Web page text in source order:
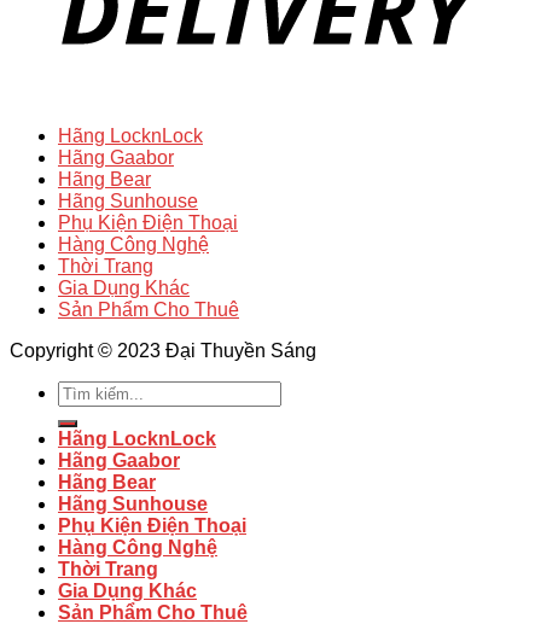
Hãng LocknLock
Hãng Gaabor
Hãng Bear
Hãng Sunhouse
Phụ Kiện Điện Thoại
Hàng Công Nghệ
Thời Trang
Gia Dụng Khác
Sản Phẩm Cho Thuê
Copyright © 2023 Đại Thuyền Sáng
Tìm
kiếm:
Hãng LocknLock
Hãng Gaabor
Hãng Bear
Hãng Sunhouse
Phụ Kiện Điện Thoại
Hàng Công Nghệ
Thời Trang
Gia Dụng Khác
Sản Phẩm Cho Thuê